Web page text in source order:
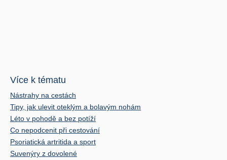
Více k tématu
Nástrahy na cestách
Tipy, jak ulevit oteklým a bolavým nohám
Léto v pohodě a bez potíží
Co nepodcenit při cestování
Psoriatická artritida a sport
Suvenýry z dovolené